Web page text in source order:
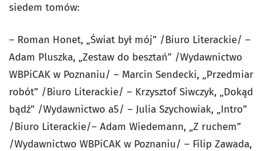
siedem tomów:
– Roman Honet, „Świat był mój” /Biuro Literackie/ –
Adam Pluszka, „Zestaw do besztań” /Wydawnictwo
WBPiCAK w Poznaniu/ – Marcin Sendecki, „Przedmiar
robót” /Biuro Literackie/ – Krzysztof Siwczyk, „Dokąd
bądź” /Wydawnictwo a5/ – Julia Szychowiak, „Intro”
/Biuro Literackie/– Adam Wiedemann, „Z ruchem”
/Wydawnictwo WBPiCAK w Poznaniu/ – Filip Zawada,